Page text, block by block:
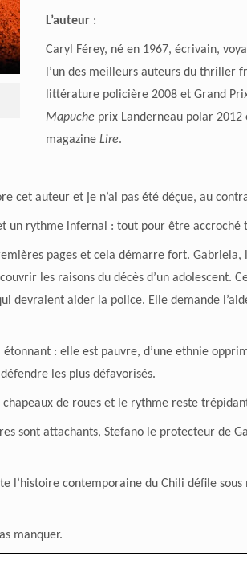
L’auteur:
Caryl Férey, né en 1967, écrivain,
l’un des meilleurs auteurs du thriller
littérature policière 2008 et Grand
Mapuche prix Landerneau polar
magazine Lire.
cet auteur et je n’ai pas été déçue, au
un rythme infernal : tout pour être accroché
pages et cela démarre fort.
les raisons du décès d’un adolescent.
devraient aider la police. Elle demande
étonnant : elle est pauvre, d’une ethnie
les plus défavorisés.
chapeaux de roues et le rythme reste
sont attachants, Stefano le protecteur de
l’histoire contemporaine du Chili défile sous
manquer.